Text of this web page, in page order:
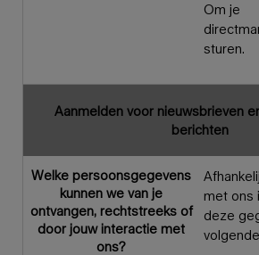
Om je
sturen.
Aanmelden voor nieuwsbrieven
berichten
Welke persoonsgegevens
kunnen we van je
ontvangen, rechtstreeks of
door jouw interactie met
ons?
met ons
deze